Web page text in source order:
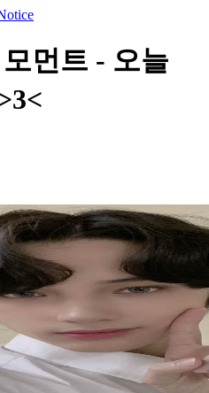
먼트 - 오늘